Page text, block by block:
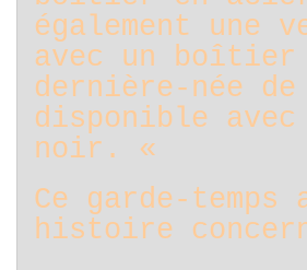
également une
avec un
dernière-née
disponible
noir. «
Ce garde-
histoire